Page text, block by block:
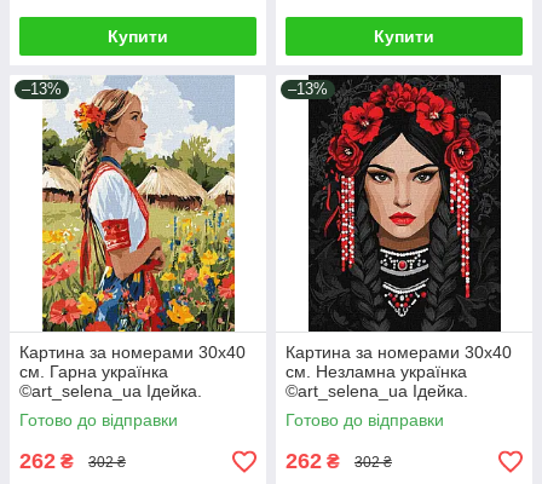
Купити Купити
–13%
Картина за номерами 30х40
см. Гарна українка
©art_selena_ua Ідейка.
KHO8485
Готово до відправки
262 ₴ 302 ₴
–13%
Картина за номерами 30х40
см. Незламна українка
©art_selena_ua Ідейка.
KHO8604
Готово до відправки
262 ₴ 302 ₴